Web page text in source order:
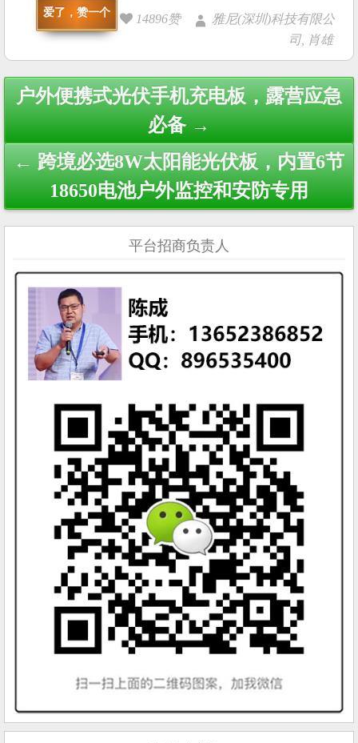
爱了，赞一个 14896赞
雅尼(深圳)科技有限公
司, 肖雄
Post
navigation
户外便携式光伏手机充电板，露营应急
必备 →
← 跨境必选8W太阳能光伏板，内置6节
18650电池户外监控和安防专用
平台招商负责人